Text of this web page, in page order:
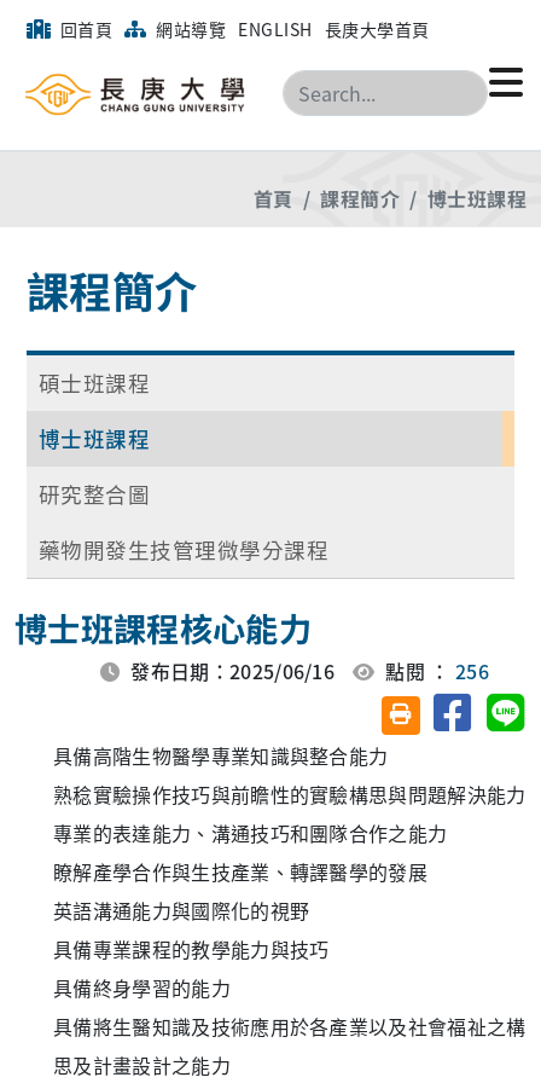
回首頁 網站導覽 ENGLISH 長庚大學首頁
搜尋
首頁 課程簡介 博士班課程
課程簡介
碩士班課程
博士班課程
研究整合圖
藥物開發生技管理微學分課程
博士班課程核心能力
發布日期：2025/06/16 點閱 ：256
友善列印(另開視
分享至
具備高階生物醫學專業知識與整合能力
熟稔實驗操作技巧與前瞻性的實驗構思與問題解決能力
專業的表達能力、溝通技巧和團隊合作之能力
瞭解產學合作與生技產業、轉譯醫學的發展
英語溝通能力與國際化的視野
具備專業課程的教學能力與技巧
具備終身學習的能力
具備將生醫知識及技術應用於各產業以及社會福祉之構
思及計畫設計之能力